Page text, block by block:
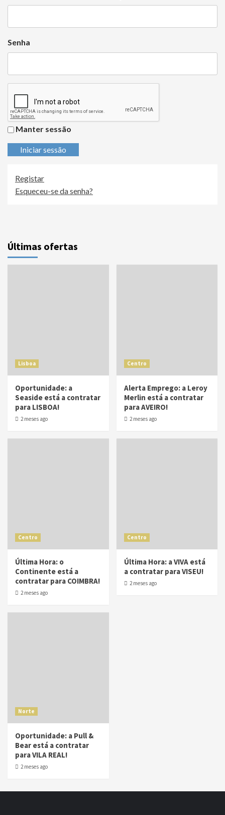
Senha
Manter sessão
Iniciar sessão
Registar
Esqueceu-se da senha?
Últimas ofertas
Lisboa
Oportunidade: a
Seaside está a contratar
para LISBOA!
2 meses ago
Centro
Alerta Emprego: a Leroy
Merlin está a contratar
para AVEIRO!
2 meses ago
Centro
Última Hora: o
Continente está a
contratar para COIMBRA!
2 meses ago
Centro
Última Hora: a VIVA está
a contratar para VISEU!
2 meses ago
Norte
Oportunidade: a Pull &
Bear está a contratar
para VILA REAL!
2 meses ago